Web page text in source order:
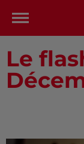
Le